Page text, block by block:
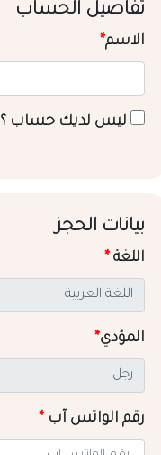
تفاصيل الحساب
الاسم*
ليس لديك حساب ؟
بيانات الحجز
اللغة*
المؤدي*
رقم الواتس آب*